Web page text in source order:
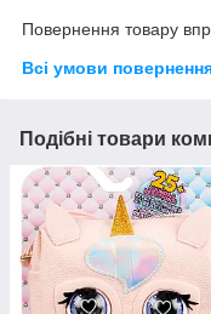
Повернення товару
Всі умови
Подібні товари